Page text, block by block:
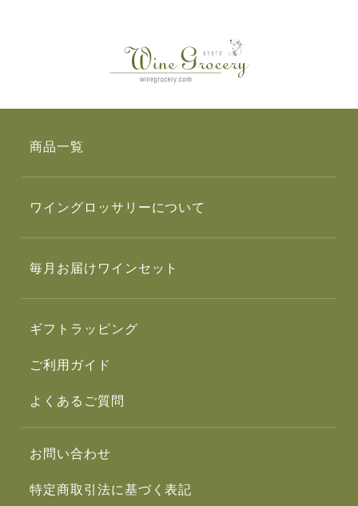
商品一覧
ワイングロッサリーについて
毎月お届けワインセット
ギフトラッピング
ご利用ガイド
よくあるご質問
お問い合わせ
特定商取引法に基づく表記